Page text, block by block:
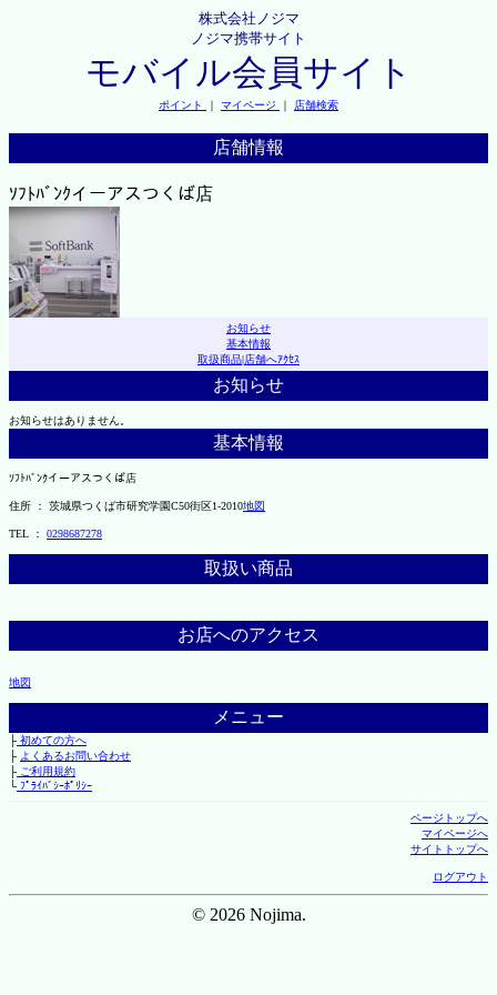
株式会社ノジマ
ノジマ携帯サイト
モバイル会員サイト
ポイント ｜ マイページ ｜ 店舗検索
店舗情報
ｿﾌﾄﾊﾞﾝｸイーアスつくば店
お知らせ
基本情報
取扱商品|店舗へｱｸｾｽ
お知らせ
お知らせはありません。
基本情報
ｿﾌﾄﾊﾞﾝｸイーアスつくば店
住所 ： 茨城県つくば市研究学園C50街区1-2010地図
TEL ： 0298687278
取扱い商品
お店へのアクセス
地図
メニュー
├初めての方へ
├ よくあるお問い合わせ
├ご利用規約
└ﾌﾟﾗｲﾊﾞｼｰﾎﾟﾘｼｰ
ページトップへ
マイページへ
サイトトップへ
ログアウト
© 2026 Nojima.